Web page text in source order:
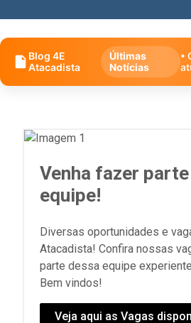
Blog 4E
Atacadista
Últimas
Notícias
•
Venha fazer
equipe!
Diversas oportunidades e
Atacadista! Confira nossas
parte dessa equipe
Bem vindos!
Veja aqui as Vagas